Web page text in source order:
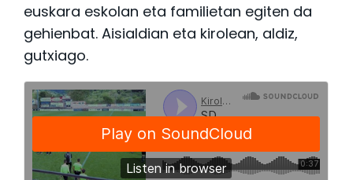
euskara eskolan eta familietan egiten da
gehienbat. Aisialdian eta kirolean, aldiz,
gutxiago.